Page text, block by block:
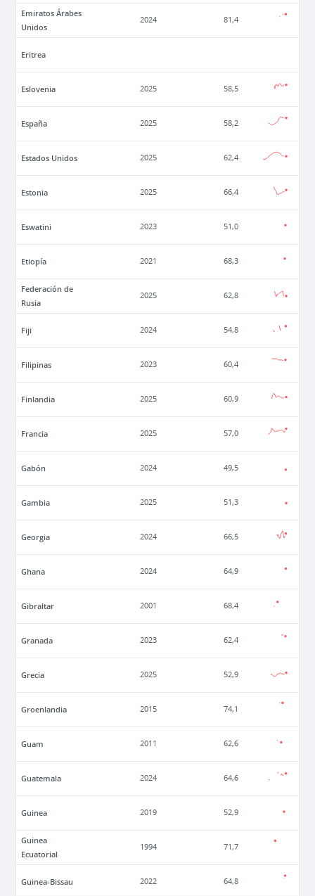
Emiratos Árabes
Unidos
2024 81,4
Eritrea
Eslovenia 2025 58,5
España 2025 58,2
Estados Unidos 2025 62,4
Estonia 2025 66,4
Eswatini 2023 51,0
Etiopía 2021 68,3
Federación de
Rusia
2025 62,8
Fiji 2024 54,8
Filipinas 2023 60,4
Finlandia 2025 60,9
Francia 2025 57,0
Gabón 2024 49,5
Gambia 2025 51,3
Georgia 2024 66,5
Ghana 2024 64,9
Gibraltar 2001 68,4
Granada 2023 62,4
Grecia 2025 52,9
Groenlandia 2015 74,1
Guam 2011 62,6
Guatemala 2024 64,6
Guinea 2019 52,9
Guinea
Ecuatorial
1994 71,7
Guinea-Bissau 2022 64,8